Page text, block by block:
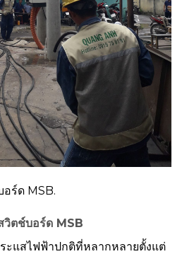
ร์ด MSB.
ตช์บอร์ด MSB
ะแสไฟฟ้าปกติที่หลากหลายตั้งแต่